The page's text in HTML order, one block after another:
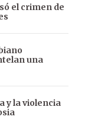
el crimen de
una
y la violencia